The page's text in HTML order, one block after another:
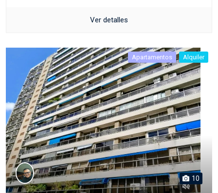
Ver detalles
Apartamentos Alquiler
10